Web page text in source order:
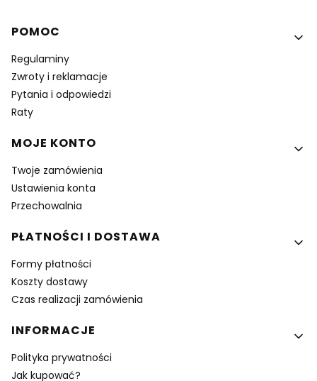
Linki w stopce
POMOC
Regulaminy
Zwroty i reklamacje
Pytania i odpowiedzi
Raty
MOJE KONTO
Twoje zamówienia
Ustawienia konta
Przechowalnia
PŁATNOŚCI I DOSTAWA
Formy płatności
Koszty dostawy
Czas realizacji zamówienia
INFORMACJE
Polityka prywatności
Jak kupować?